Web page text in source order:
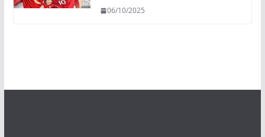
06/10/2025